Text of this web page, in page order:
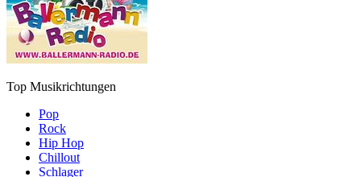
Top Musikrichtungen
Pop
Rock
Hip Hop
Chillout
Schlager